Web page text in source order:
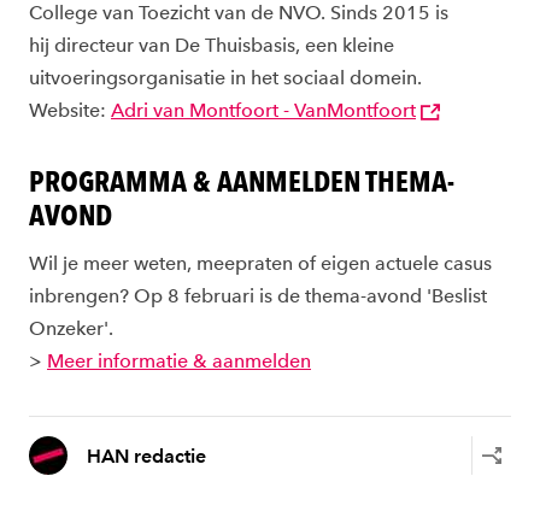
College van Toezicht van de NVO. Sinds 2015 is
hij directeur van De Thuisbasis, een kleine
uitvoeringsorganisatie in het sociaal domein.
Website: Adri van Montfoort - VanMontfoort
PROGRAMMA & AANMELDEN THEMA-
AVOND
Wil je meer weten, meepraten of eigen actuele casus
inbrengen? Op 8 februari is de thema-avond 'Beslist
Onzeker'.
> Meer informatie & aanmelden
HAN redactie